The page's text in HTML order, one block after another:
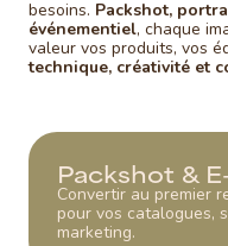
besoins. Packshot,
événementiel, chaque
valeur vos produits, vos
technique, créativité et
Packshot &
Convertir au premier
pour vos catalogues,
marketing.